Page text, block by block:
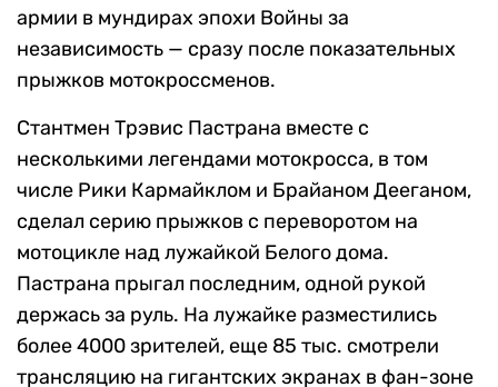
армии в мундирах эпохи Войны за
независимость — сразу после показательных
прыжков мотокроссменов.
Стантмен Трэвис Пастрана вместе с
несколькими легендами мотокросса, в том
числе Рики Кармайклом и Брайаном Дееганом,
сделал серию прыжков с переворотом на
мотоцикле над лужайкой Белого дома.
Пастрана прыгал последним, одной рукой
держась за руль. На лужайке разместились
более 4000 зрителей, еще 85 тыс. смотрели
трансляцию на гигантских экранах в фан-зоне